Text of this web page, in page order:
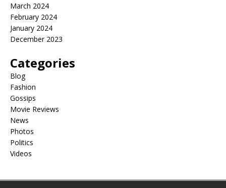
March 2024
February 2024
January 2024
December 2023
Categories
Blog
Fashion
Gossips
Movie Reviews
News
Photos
Politics
Videos